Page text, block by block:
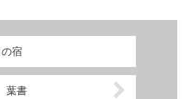
宿
葉書